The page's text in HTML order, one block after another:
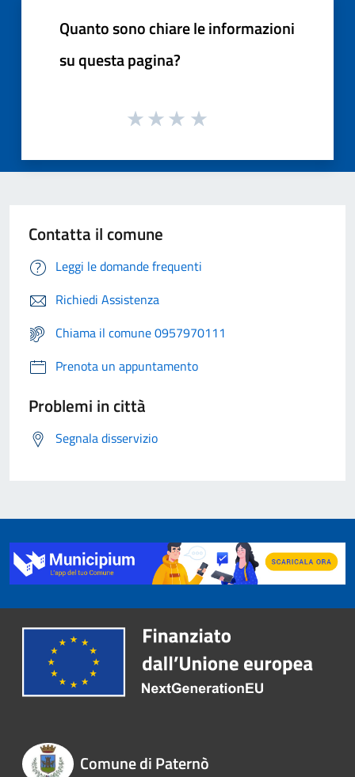
Quanto sono chiare le informazioni
su questa pagina?
Contatta il comune
Leggi le domande frequenti
Richiedi Assistenza
Chiama il comune 0957970111
Prenota un appuntamento
Problemi in città
Segnala disservizio
Comune di Paternò